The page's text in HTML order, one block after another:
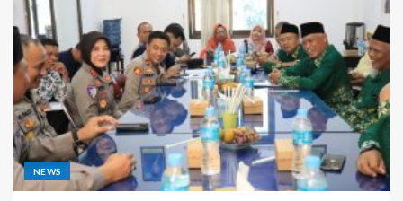
NEWS